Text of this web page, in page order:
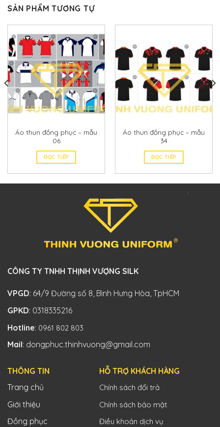
SẢN PHẨM TƯƠNG TỰ
Áo thun đồng phục – mẫu
06
ĐỌC TIẾP
Áo thun đồng phục – mẫu
34
ĐỌC TIẾP
CÔNG TY TNHH THỊNH VƯỢNG SILK
VPGD: 64/9 Đường số 8, Bình Hưng Hòa, TpHCM
GPKD: 0318335216
Hotline: 0961 802 803
Mail: dongphuc.thinhvuong@gmail.com
THÔNG TIN
Trang chủ
Giới thiệu
Đồng phục
HỖ TRỢ KHÁCH HÀNG
Chính sách đổi trả
Chính sách bảo mật
Điều khoản dịch vụ